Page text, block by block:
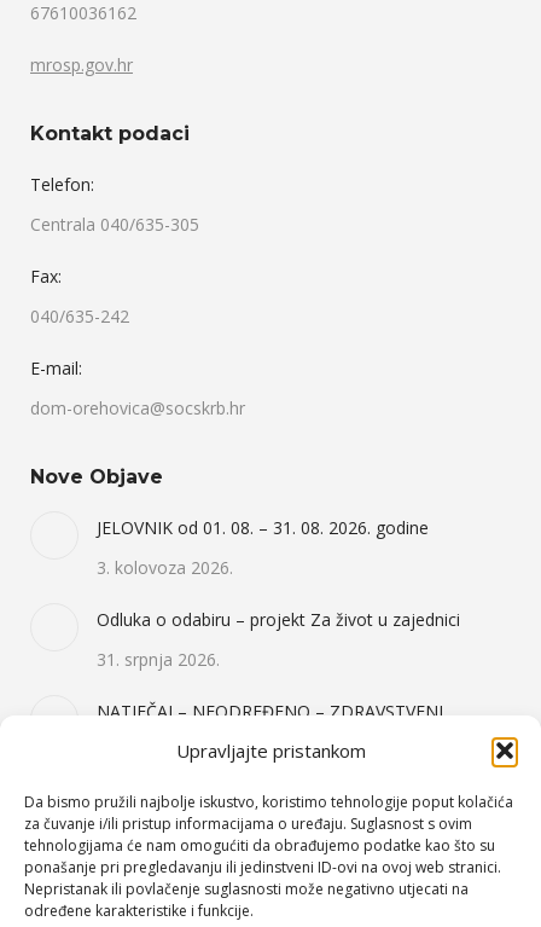
Upravljajte pristankom
Da bismo pružili najbolje iskustvo, koristimo tehnologije poput kolačića
za čuvanje i/ili pristup informacijama o uređaju. Suglasnost s ovim
tehnologijama će nam omogućiti da obrađujemo podatke kao što su
ponašanje pri pregledavanju ili jedinstveni ID-ovi na ovoj web stranici.
Nepristanak ili povlačenje suglasnosti može negativno utjecati na
određene karakteristike i funkcije.
67610036162
mrosp.gov.hr
Kontakt podaci
Telefon:
Centrala 040/635-305
Fax:
040/635-242
E-mail:
dom-orehovica@socskrb.hr
Nove Objave
JELOVNIK od 01. 08. – 31. 08. 2026. godine
3. kolovoza 2026.
Odluka o odabiru – projekt Za život u zajednici
31. srpnja 2026.
NATJEČAJ – NEODREĐENO – ZDRAVSTVENI
DJELATNIK I OSOBNI ASISTENT 2X – 31.07.2026.
Kategorije Objava
Događanja